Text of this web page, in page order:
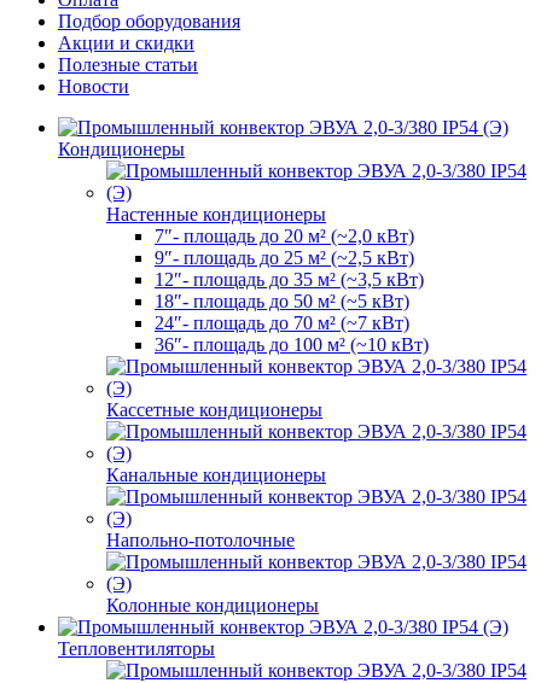
Подбор оборудования
Акции и скидки
Полезные статьи
Новости
Кондиционеры
Настенные кондиционеры
7″- площадь до 20 м² (~2,0 кВт)
9″- площадь до 25 м² (~2,5 кВт)
12″- площадь до 35 м² (~3,5 кВт)
18″- площадь до 50 м² (~5 кВт)
24″- площадь до 70 м² (~7 кВт)
36″- площадь до 100 м² (~10 кВт)
Кассетные кондиционеры
Канальные кондиционеры
Напольно-потолочные
Колонные кондиционеры
Тепловентиляторы